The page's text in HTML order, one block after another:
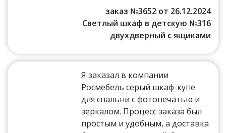
заказ №3652 от 26.12.2024
Светлый шкаф в детскую №316
двухдверный с ящиками
Я заказал в компании
Росмебель серый шкаф-купе
для спальни с фотопечатью и
зеркалом. Процесс заказа был
простым и удобным, а доставка